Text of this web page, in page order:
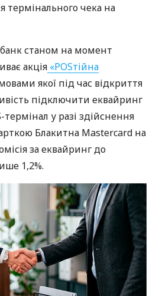
термінального чека на
станом на момент
акція «POSтійна
якої під час відкриття
підключити еквайринг
термінал у разі здійснення
Блакитна Mastercard на
за еквайринг до
1,2%.